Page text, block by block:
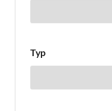
Typ